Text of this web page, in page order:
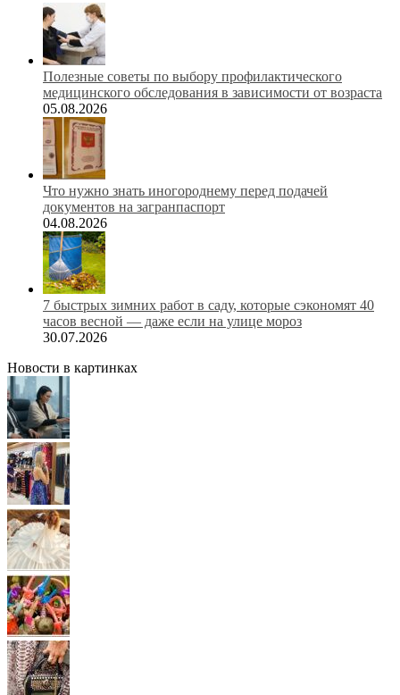
Полезные советы по выбору профилактического
медицинского обследования в зависимости от возраста
05.08.2026
Что нужно знать иногороднему перед подачей
документов на загранпаспорт
04.08.2026
7 быстрых зимних работ в саду, которые сэкономят 40
часов весной — даже если на улице мороз
30.07.2026
Новости в картинках